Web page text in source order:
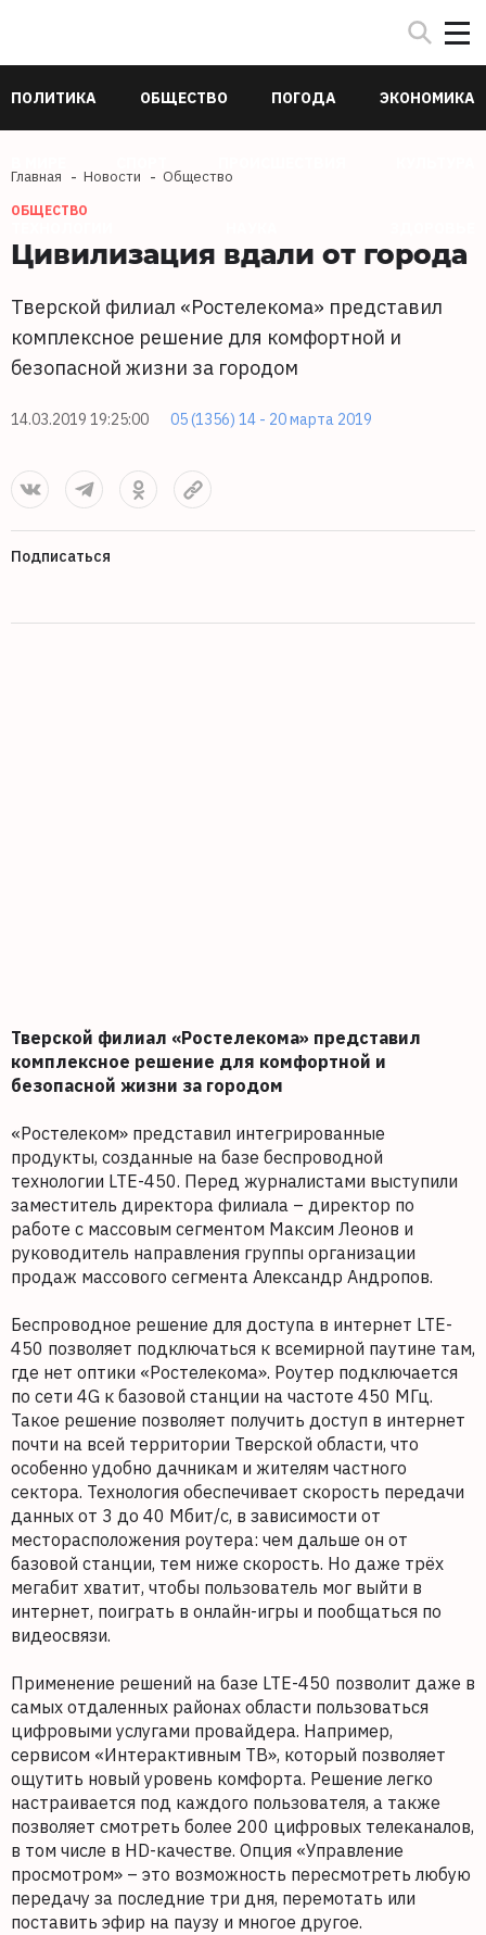
ПОЛИТИКА ОБЩЕСТВО ПОГОДА ЭКОНОМИКА
Главная Новости Общество
ОБЩЕСТВО
Цивилизация вдали от города
Тверской филиал «Ростелекома» представил
комплексное решение для комфортной и
безопасной жизни за городом
14.03.2019 19:25:00 05 (1356) 14 - 20 марта 2019
Подписаться
Тверской филиал «Ростелекома» представил
комплексное решение для комфортной и
безопасной жизни за городом
«Ростелеком» представил интегрированные
продукты, созданные на базе беспроводной
технологии LTE-450. Перед журналистами выступили
заместитель директора филиала – директор по
работе с массовым сегментом Максим Леонов и
руководитель направления группы организации
продаж массового сегмента Александр Андропов.
Беспроводное решение для доступа в интернет LTE-
450 позволяет подключаться к всемирной паутине там,
где нет оптики «Ростелекома». Роутер подключается
по сети 4G к базовой станции на частоте 450 МГц.
Такое решение позволяет получить доступ в интернет
почти на всей территории Тверской области, что
особенно удобно дачникам и жителям частного
сектора. Технология обеспечивает скорость передачи
данных от 3 до 40 Мбит/с, в зависимости от
месторасположения роутера: чем дальше он от
базовой станции, тем ниже скорость. Но даже трёх
мегабит хватит, чтобы пользователь мог выйти в
интернет, поиграть в онлайн-игры и пообщаться по
видеосвязи.
Применение решений на базе LTE-450 позволит даже в
самых отдаленных районах области пользоваться
цифровыми услугами провайдера. Например,
сервисом «Интерактивным ТВ», который позволяет
ощутить новый уровень комфорта. Решение легко
настраивается под каждого пользователя, а также
позволяет смотреть более 200 цифровых телеканалов,
в том числе в HD-качестве. Опция «Управление
просмотром» – это возможность пересмотреть любую
передачу за последние три дня, перемотать или
поставить эфир на паузу и многое другое.